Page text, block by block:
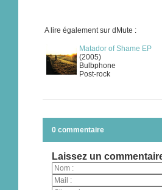
A lire également sur dMute :
Matador of Shame EP
(2005)
Bulbphone
Post-rock
0 commentaire
Laissez un